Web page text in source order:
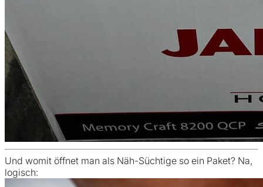
Und womit öffnet man als Näh-Süchtige so ein Paket? Na,
logisch: